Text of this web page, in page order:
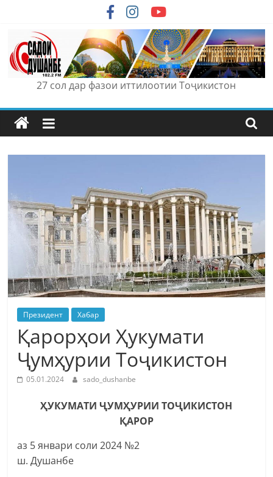
content
27 сол дар фазои иттилоотии Тоҷикистон
Президент Хабар
Қарорҳои Ҳукумати
Ҷумҳурии Тоҷикистон
05.01.2024 sado_dushanbe
ҲУКУМАТИ ҶУМҲУРИИ ТОҶИКИСТОН
ҚАРОР
аз 5 январи соли 2024 №2
ш. Душанбе